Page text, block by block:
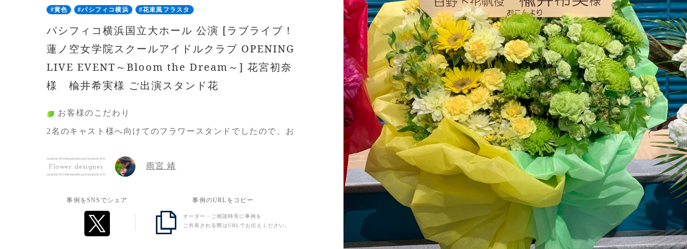
#黄色
#パシフィコ横浜 #花束風フラスタ
パシフィコ横浜国立大ホール 公演 [ラブライブ！
蓮ノ空女学院スクールアイドルクラブ OPENING
LIVE EVENT～Bloom the Dream～] 花宮初奈
様 楡井希実様 ご出演スタンド花
お客様のこだわり
2名のキャスト様へ向けてのフラワースタンドでしたので、お
MIXよりは綺麗に色分けされるよう左右で分けていただきまし
た。
ったので、お花のボリュームは残しつつ、華やかになるように
装飾をお願い致しました。
Flower designer 雨宮 靖
事例をSNSでシェア 事例のURLをコピー
オーダー・ご相談時等に事例を
ご共有される際はURLでお伝えください。